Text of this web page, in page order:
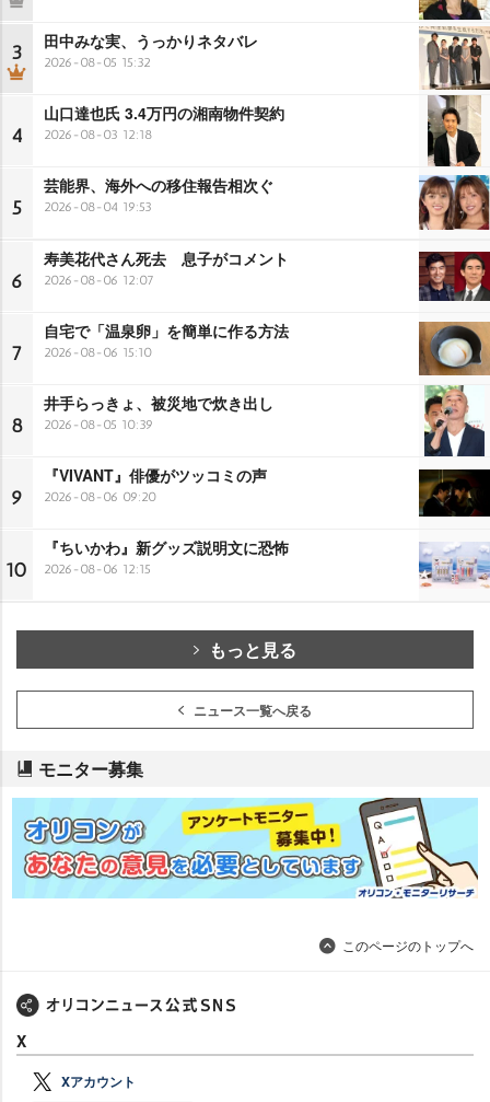
3 田中みな実、うっかりネタバレ
2026-08-05 15:32
4
山口達也氏 3.4万円の湘南物件契約
2026-08-03 12:18
5
芸能界、海外への移住報告相次ぐ
2026-08-04 19:53
6
寿美花代さん死去 息子がコメント
2026-08-06 12:07
7
自宅で「温泉卵」を簡単に作る方法
2026-08-06 15:10
8
井手らっきょ、被災地で炊き出し
2026-08-05 10:39
9
『VIVANT』俳優がツッコミの声
2026-08-06 09:20
10
『ちいかわ』新グッズ説明文に恐怖
2026-08-06 12:15
もっと見る
ニュース一覧へ戻る
モニター募集
このページのトップへ
X
Xアカウント